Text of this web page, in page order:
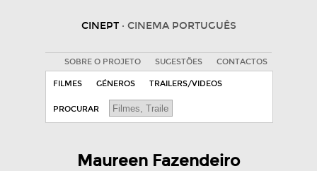
CINEPT · CINEMA PORTUGUÊS
SOBRE O PROJETO SUGESTÕES CONTACTOS
FILMES GÉNEROS TRAILERS/VIDEOS
PROCURAR
Maureen Fazendeiro